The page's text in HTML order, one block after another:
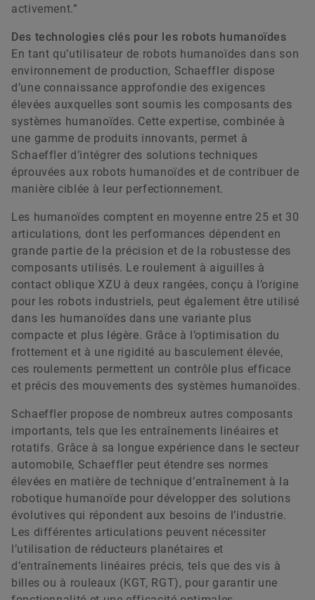
activement.”
Des technologies clés pour les robots humanoïdes
En tant qu’utilisateur de robots humanoïdes dans son
environnement de production, Schaeffler dispose
d’une connaissance approfondie des exigences
élevées auxquelles sont soumis les composants des
systèmes humanoïdes. Cette expertise, combinée à
une gamme de produits innovants, permet à
Schaeffler d’intégrer des solutions techniques
éprouvées aux robots humanoïdes et de contribuer de
manière ciblée à leur perfectionnement.
Les humanoïdes comptent en moyenne entre 25 et 30
articulations, dont les performances dépendent en
grande partie de la précision et de la robustesse des
composants utilisés. Le roulement à aiguilles à
contact oblique XZU à deux rangées, conçu à l’origine
pour les robots industriels, peut également être utilisé
dans les humanoïdes dans une variante plus
compacte et plus légère. Grâce à l’optimisation du
frottement et à une rigidité au basculement élevée,
ces roulements permettent un contrôle plus efficace
et précis des mouvements des systèmes humanoïdes.
Schaeffler propose de nombreux autres composants
importants, tels que les entraînements linéaires et
rotatifs. Grâce à sa longue expérience dans le secteur
automobile, Schaeffler peut étendre ses normes
élevées en matière de technique d’entraînement à la
robotique humanoïde pour développer des solutions
évolutives qui répondent aux besoins de l’industrie.
Les différentes articulations peuvent nécessiter
l’utilisation de réducteurs planétaires et
d’entraînements linéaires précis, tels que des vis à
billes ou à rouleaux (KGT, RGT), pour garantir une